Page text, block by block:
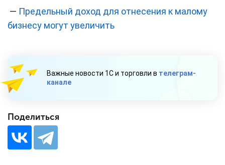
— Предельный доход для отнесения к малому
бизнесу могут увеличить
Важные новости 1С и торговли в телеграм-
канале
Поделиться